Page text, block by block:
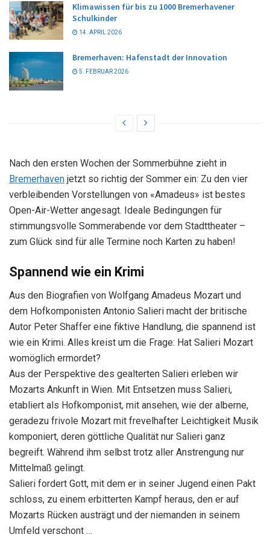
Klimawissen für bis zu 1000 Bremerhavener
Schulkinder
14. APRIL 2026
Bremerhaven: Hafenstadt der Innovation
5. FEBRUAR 2026
Nach den ersten Wochen der Sommerbühne zieht in
Bremerhaven jetzt so richtig der Sommer ein: Zu den vier
verbleibenden Vorstellungen von «Amadeus» ist bestes
Open-Air-Wetter angesagt. Ideale Bedingungen für
stimmungsvolle Sommerabende vor dem Stadttheater –
zum Glück sind für alle Termine noch Karten zu haben!
Spannend wie ein Krimi
Aus den Biografien von Wolfgang Amadeus Mozart und
dem Hofkomponisten Antonio Salieri macht der britische
Autor Peter Shaffer eine fiktive Handlung, die spannend ist
wie ein Krimi. Alles kreist um die Frage: Hat Salieri Mozart
womöglich ermordet?
Aus der Perspektive des gealterten Salieri erleben wir
Mozarts Ankunft in Wien. Mit Entsetzen muss Salieri,
etabliert als Hofkomponist, mit ansehen, wie der alberne,
geradezu frivole Mozart mit frevelhafter Leichtigkeit Musik
komponiert, deren göttliche Qualität nur Salieri ganz
begreift. Während ihm selbst trotz aller Anstrengung nur
Mittelmaß gelingt.
Salieri fordert Gott, mit dem er in seiner Jugend einen Pakt
schloss, zu einem erbitterten Kampf heraus, den er auf
Mozarts Rücken austrägt und der niemanden in seinem
Umfeld verschont …